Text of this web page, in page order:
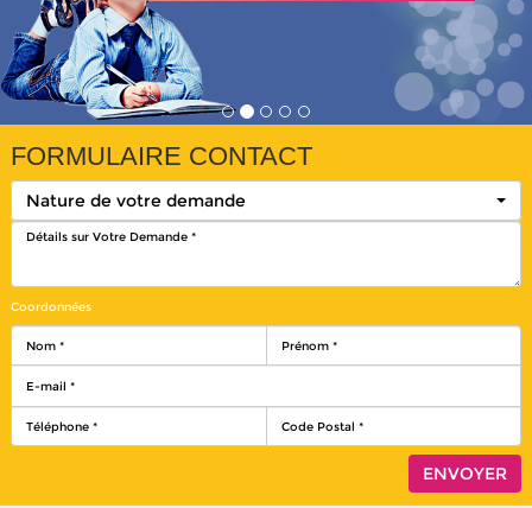
FORMULAIRE CONTACT
Nature de votre demande
Coordonnées